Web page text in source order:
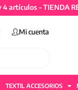
- TIENDA
Mi cuenta
TEXTIL ACCESORIOS